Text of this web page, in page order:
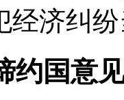
经济纠
约国意